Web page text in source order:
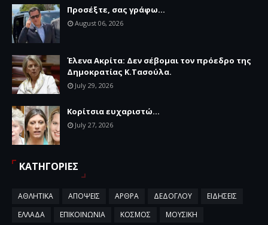
Προσέξτε, σας γράφω...
August 06, 2026
Έλενα Ακρίτα: Δεν σέβομαι τον πρόεδρο της
Δημοκρατίας Κ.Τασούλα.
July 29, 2026
Κορίτσια ευχαριστώ...
July 27, 2026
ΚΑΤΗΓΟΡΙΕΣ
ΑΘΛΗΤΙΚΑ ΑΠΟΨΕΙΣ ΑΡΘΡΑ ΔΕΔΟΓΛΟΥ
ΕΙΔΗΣΕΙΣ
ΕΛΛΑΔΑ
ΕΠΙΚΟΙΝΩΝΙΑ ΚΟΣΜΟΣ
ΜΟΥΣΙΚΗ